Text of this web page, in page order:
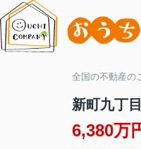
全国の不動産の
新町九丁目
6,380万